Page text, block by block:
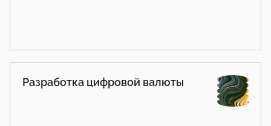
Разработка цифровой валюты